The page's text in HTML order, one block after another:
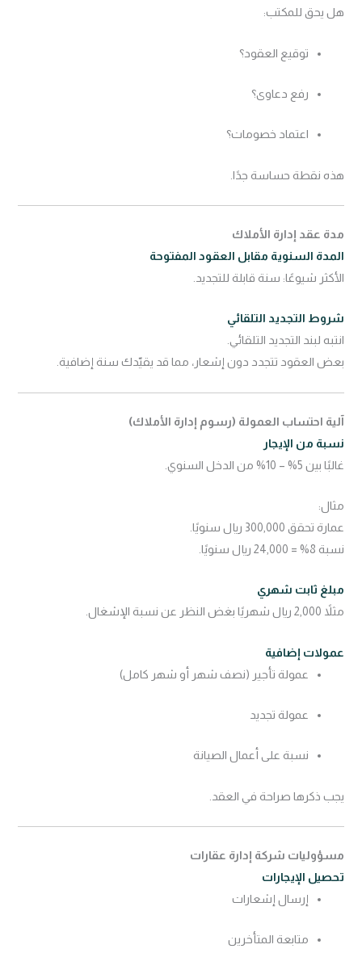
هل يحق للمكتب:
توقيع العقود؟
رفع دعاوى؟
اعتماد خصومات؟
هذه نقطة حساسة جدًا.
مدة عقد إدارة الأملاك
المدة السنوية مقابل العقود المفتوحة
الأكثر شيوعًا: سنة قابلة للتجديد.
شروط التجديد التلقائي
انتبه لبند التجديد التلقائي.
بعض العقود تتجدد دون إشعار، مما قد يقيّدك سنة إضافية.
آلية احتساب العمولة (رسوم إدارة الأملاك)
نسبة من الإيجار
غالبًا بين 5% – 10% من الدخل السنوي.
مثال:
عمارة تحقق 300,000 ريال سنويًا.
نسبة 8% = 24,000 ريال سنويًا.
مبلغ ثابت شهري
مثلاً 2,000 ريال شهريًا بغض النظر عن نسبة الإشغال.
عمولات إضافية
عمولة تأجير (نصف شهر أو شهر كامل)
عمولة تجديد
نسبة على أعمال الصيانة
يجب ذكرها صراحة في العقد.
مسؤوليات شركة إدارة عقارات
تحصيل الإيجارات
إرسال إشعارات
متابعة المتأخرين